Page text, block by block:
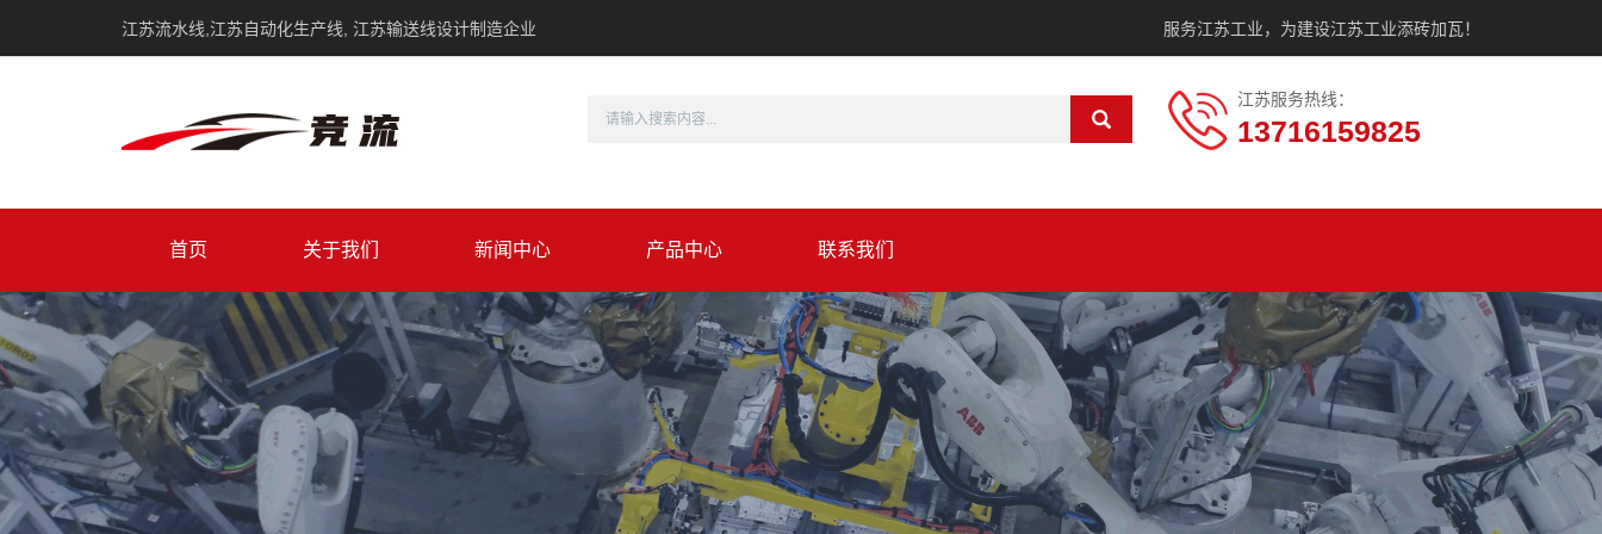
江苏流水线,江苏自动化生产线, 江苏输送线设计制造企业 服务江苏工业，为建设江苏工业添砖加瓦！
江苏服务热线：
13716159825
首页 关于我们 新闻中心 产品中心 联系我们